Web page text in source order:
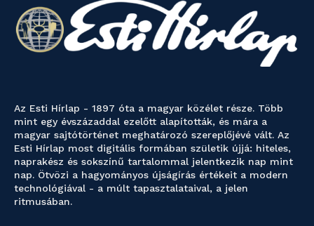
Az Esti Hírlap - 1897 óta a magyar közélet része. Több
mint egy évszázaddal ezelőtt alapították, és mára a
magyar sajtótörténet meghatározó szereplőjévé vált. Az
Esti Hírlap most digitális formában születik újjá: hiteles,
naprakész és sokszínű tartalommal jelentkezik nap mint
nap. Ötvözi a hagyományos újságírás értékeit a modern
technológiával - a múlt tapasztalataival, a jelen
ritmusában.